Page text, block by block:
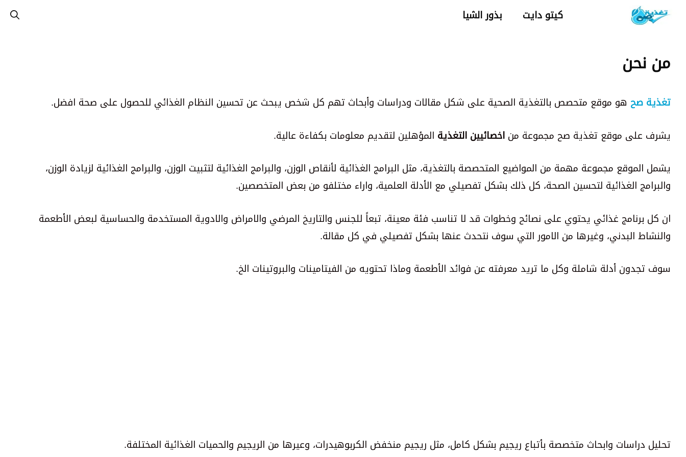
انتقل
كيتو دايت بذور الشيا
من نحن
تغذية صح هو موقع متحصص بالتغذية الصحية على شكل مقالات ودراسات وأبحاث تهم كل شخص يبحث عن تحسين النظام الغذائي للحصول على صحة افضل.
يشرف على موقع تغذية صح مجموعة من اخصائيين التغذية المؤهلين لتقديم معلومات بكفاءة عالية.
يشمل الموقع مجموعة مهمة من المواضيع المتحصصة بالتغذية، مثل البرامج الغذائية لأنقاص الوزن، والبرامج الغذائية لتثبيت الوزن، والبرامج الغذائية لزيادة الوزن،
والبرامج الغذائية لتحسين الصحة، كل ذلك بشكل تفصيلي مع الأدلة العلمية، واراء مختلفو من بعض المتخصصين.
ان كل برنامج غذائي يحتوي على نصائح وخطوات قد لا تناسب فئة معينة، تبعاً للجنس والتاريخ المرضي والامراض والادوية المستخدمة والحساسية لبعض الأطعمة
والنشاط البدني، وغيرها من الامور التي سوف نتحدث عنها بشكل تفصيلي في كل مقالة.
سوف تجدون أدلة شاملة وكل ما تريد معرفته عن فوائد الأطعمة وماذا تحتويه من الفيتامينات والبروتينات الخ.
تحليل دراسات وابحاث متخصصة بأتباع ريجيم بشكل كامل، مثل ريجيم منخفض الكربوهيدرات، وعيرها من الريجيم والحميات الغذائية المختلفة.